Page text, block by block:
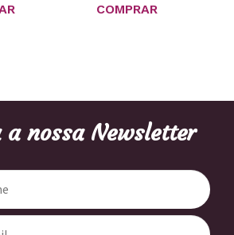
COMPRAR
a nossa Newsletter